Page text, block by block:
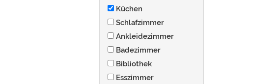
Küchen
Schlafzimmer
Ankleidezimmer
Badezimmer
Bibliothek
Esszimmer